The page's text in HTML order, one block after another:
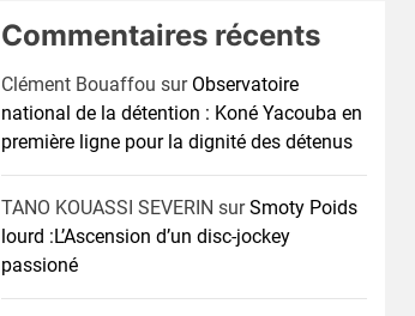
Commentaires récents
Clément Bouaffou sur Observatoire
national de la détention : Koné Yacouba en
première ligne pour la dignité des détenus
TANO KOUASSI SEVERIN surSmoty Poids
lourd :L’Ascension d’un disc-jockey
passioné